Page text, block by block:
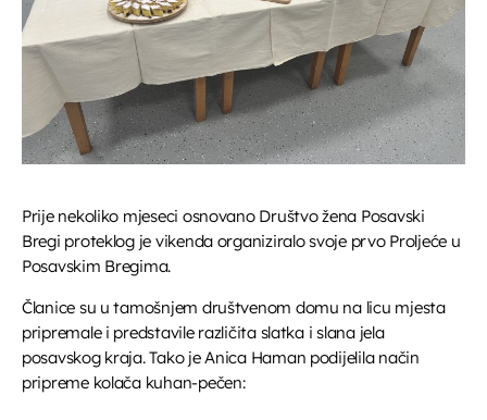
Komercijalni program
more_vert
EPP reklame
Plaćeni spotovi, plaćeni oglasi i obavijesti.
DANAS NA PROGRAMU
Telefonski oglasi
10:00 - 10:15
Prije nekoliko mjeseci osnovano Društvo žena Posavski
Bregi proteklog je vikenda organiziralo svoje prvo Proljeće u
Posavskim Bregima.
Članice su u tamošnjem društvenom domu na licu mjesta
pripremale i predstavile različita slatka i slana jela
posavskog kraja. Tako je Anica Haman podijelila način
pripreme kolača kuhan-pečen: